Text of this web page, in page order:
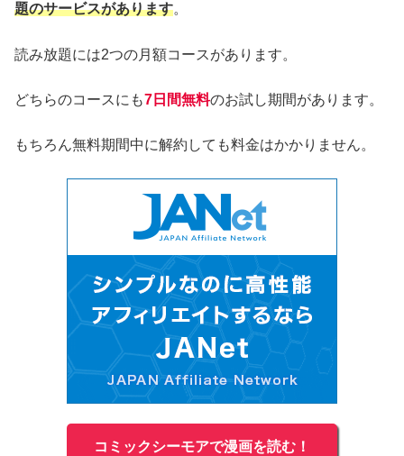
題のサービスがあります。
読み放題には2つの月額コースがあります。
どちらのコースにも7日間無料のお試し期間があります。
もちろん無料期間中に解約しても料金はかかりません。
コミックシーモアで漫画を読む！